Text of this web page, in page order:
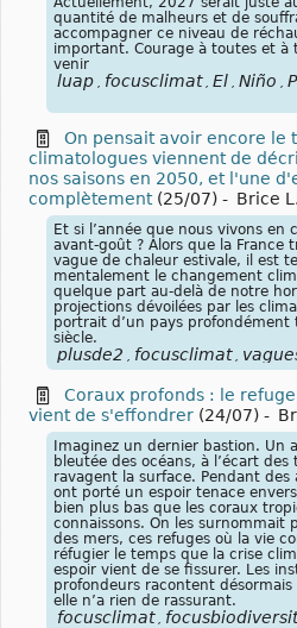
quantité de malheurs et de
accompagner ce niveau de
important. Courage à toutes et à
venir
luap focusclimat El Niño
On pensait avoir encore le
climatologues viennent de
nos saisons en 2050, et l'une
complètement(25/07) - Brice L.
Et si l’année que nous vivons en
avant-goût ? Alors que la France
vague de chaleur estivale, il est
mentalement le changement
quelque part au-delà de notre
projections dévoilées par les
portrait d’un pays profondément
siècle.
plusde2 focusclimat
Coraux profonds : le
vient de s'effondrer (24/07) -
Imaginez un dernier bastion. Un
bleutée des océans, à l’écart
ravagent la surface. Pendant des
ont porté un espoir tenace
bien plus bas que les coraux
connaissons. On les surnommait
des mers, ces refuges où la vie
réfugier le temps que la crise
espoir vient de se fissurer. Les
profondeurs racontent
elle n’a rien de rassurant.
focusclimat